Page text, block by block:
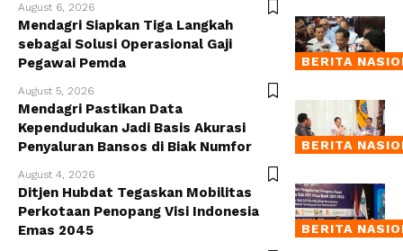
August 6, 2026
BERITA
Mendagri Siapkan Tiga Langkah
sebagai Solusi Operasional Gaji
Pegawai Pemda
August 5, 2026
BERITA
Mendagri Pastikan Data
Kependudukan Jadi Basis Akurasi
Penyaluran Bansos di Biak Numfor
August 4, 2026
BERITA
Ditjen Hubdat Tegaskan Mobilitas
Perkotaan Penopang Visi Indonesia
Emas 2045